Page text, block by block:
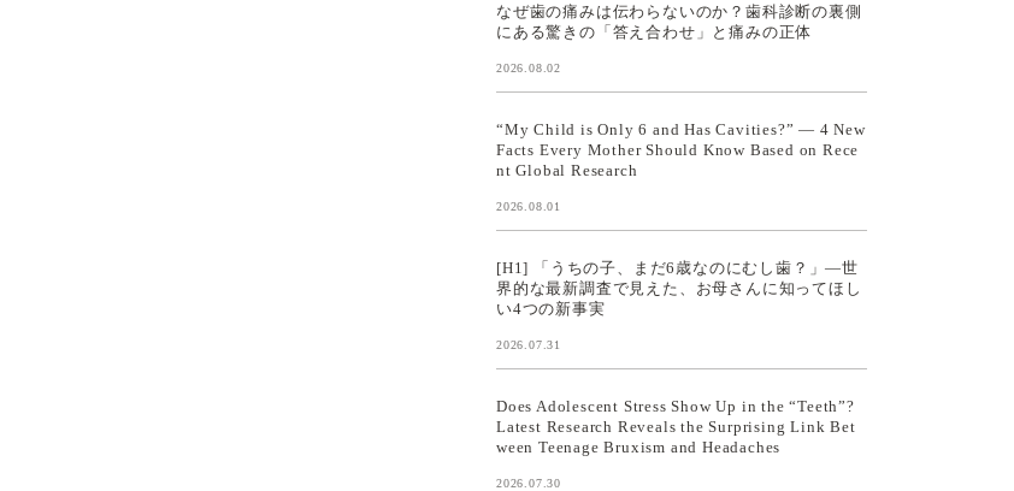
なぜ歯の痛みは伝わらないのか？歯科診断の裏側
にある驚きの「答え合わせ」と痛みの正体
2026.08.02
“My Child is Only 6 and Has Cavities?” — 4 New
Facts Every Mother Should Know Based on Rece
nt Global Research
2026.08.01
[H1] 「うちの子、まだ6歳なのにむし歯？」—世
界的な最新調査で見えた、お母さんに知ってほし
い4つの新事実
2026.07.31
Does Adolescent Stress Show Up in the “Teeth”?
Latest Research Reveals the Surprising Link Bet
ween Teenage Bruxism and Headaches
2026.07.30